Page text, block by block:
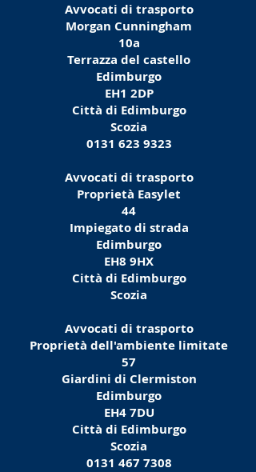
Avvocati di trasporto
Morgan Cunningham
10a
Terrazza del castello
Edimburgo
EH1 2DP
Città di Edimburgo
Scozia
0131 623 9323
Avvocati di trasporto
Proprietà Easylet
44
Impiegato di strada
Edimburgo
EH8 9HX
Città di Edimburgo
Scozia
Avvocati di trasporto
Proprietà dell'ambiente limitate
57
Giardini di Clermiston
Edimburgo
EH4 7DU
Città di Edimburgo
Scozia
0131 467 7308